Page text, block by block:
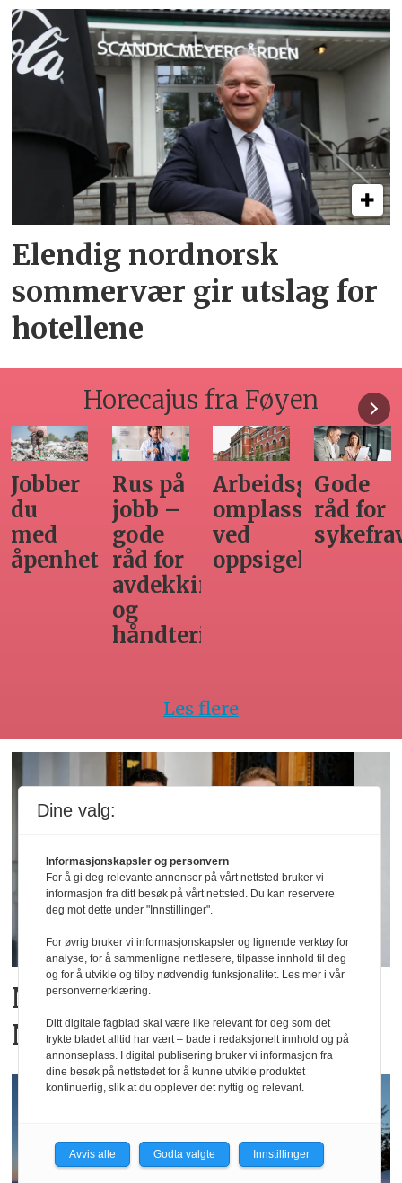
Elendig nordnorsk
sommervær gir utslag for
hotellene
Horecajus fra Føyen
Arbeidsgivers
omplasseringsplikt
ved
oppsigelse
Gode
råd for
sykefraværsoppfølging
Seminar
om
varsling
Hvilken
adgang
har
Les flere
Ny hotellkjede lanseres i
Norge
Dine valg:
Informasjonskapsler og personvern
For å gi deg relevante annonser på vårt nettsted bruker vi
informasjon fra ditt besøk på vårt nettsted. Du kan reservere
deg mot dette under "Innstillinger".
For øvrig bruker vi informasjonskapsler og lignende verktøy for
analyse, for å sammenligne nettlesere, tilpasse innhold til deg
og for å utvikle og tilby nødvendig funksjonalitet. Les mer i vår
personvernerklæring.
Ditt digitale fagblad skal være like relevant for deg som det
trykte bladet alltid har vært – bade i redaksjonelt innhold og på
annonseplass. I digital publisering bruker vi informasjon fra
dine besøk på nettstedet for å kunne utvikle produktet
kontinuerlig, slik at du opplever det nyttig og relevant.
Avvis alle Godta valgte Innstillinger